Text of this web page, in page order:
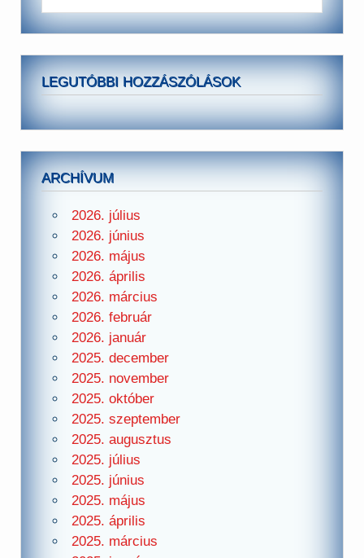
LEGUTÓBBI HOZZÁSZÓLÁSOK
ARCHÍVUM
2026. július
2026. június
2026. május
2026. április
2026. március
2026. február
2026. január
2025. december
2025. november
2025. október
2025. szeptember
2025. augusztus
2025. július
2025. június
2025. május
2025. április
2025. március